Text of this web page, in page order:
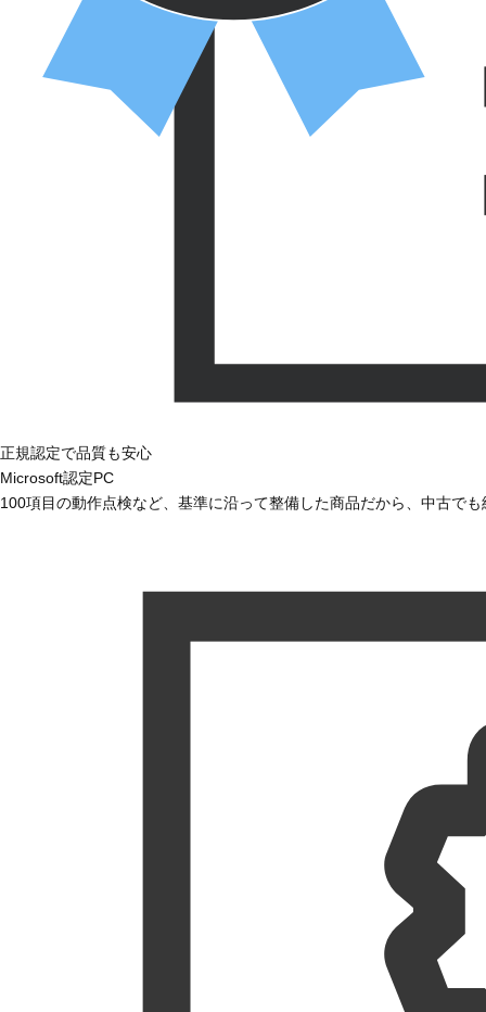
正規認定で品質も安心
Microsoft認定PC
100項目の動作点検など、基準に沿って整備した商品だから、中古で